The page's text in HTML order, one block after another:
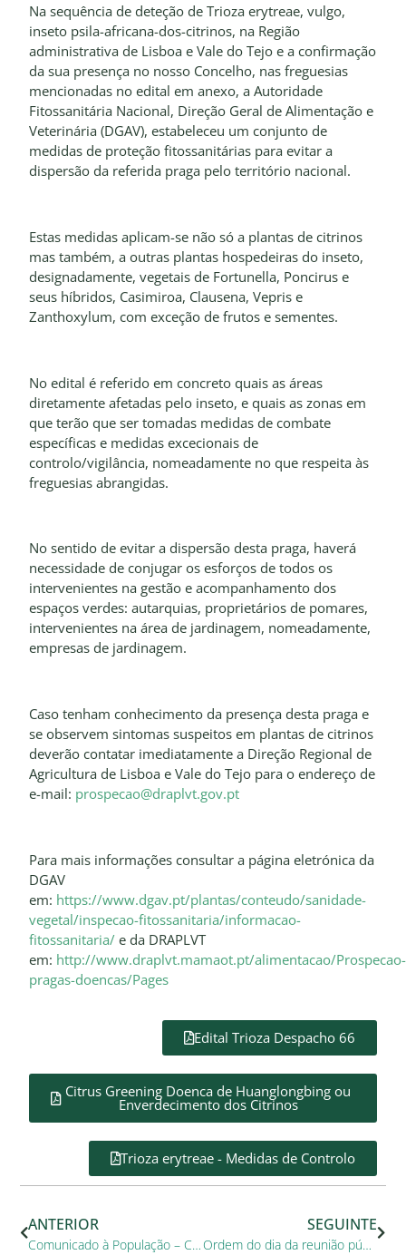
Na sequência de deteção de Trioza erytreae, vulgo,
inseto psila-africana-dos-citrinos, na Região
administrativa de Lisboa e Vale do Tejo e a confirmação
da sua presença no nosso Concelho, nas freguesias
mencionadas no edital em anexo, a Autoridade
Fitossanitária Nacional, Direção Geral de Alimentação e
Veterinária (DGAV), estabeleceu um conjunto de
medidas de proteção fitossanitárias para evitar a
dispersão da referida praga pelo território nacional.
Estas medidas aplicam-se não só a plantas de citrinos
mas também, a outras plantas hospedeiras do inseto,
designadamente, vegetais de Fortunella, Poncirus e
seus híbridos, Casimiroa, Clausena, Vepris e
Zanthoxylum, com exceção de frutos e sementes.
No edital é referido em concreto quais as áreas
diretamente afetadas pelo inseto, e quais as zonas em
que terão que ser tomadas medidas de combate
específicas e medidas excecionais de
controlo/vigilância, nomeadamente no que respeita às
freguesias abrangidas.
No sentido de evitar a dispersão desta praga, haverá
necessidade de conjugar os esforços de todos os
intervenientes na gestão e acompanhamento dos
espaços verdes: autarquias, proprietários de pomares,
intervenientes na área de jardinagem, nomeadamente,
empresas de jardinagem.
Caso tenham conhecimento da presença desta praga e
se observem sintomas suspeitos em plantas de citrinos
deverão contatar imediatamente a Direção Regional de
Agricultura de Lisboa e Vale do Tejo para o endereço de
e-mail: prospecao@draplvt.gov.pt
Para mais informações consultar a página eletrónica da
DGAV
em: https://www.dgav.pt/plantas/conteudo/sanidade-
vegetal/inspecao-fitossanitaria/informacao-
fitossanitaria/ e da DRAPLVT
em: http://www.draplvt.mamaot.pt/alimentacao/Prospecao-
pragas-doencas/Pages
Edital Trioza Despacho 66
Citrus Greening Doenca de Huanglongbing ou
Enverdecimento dos Citrinos
Trioza erytreae - Medidas de Controlo
ANTERIOR
Comunicado à População – Centro de Saúde de Benavente
SEGUINTE
Ordem do dia da reunião pública da Câmara Municipal